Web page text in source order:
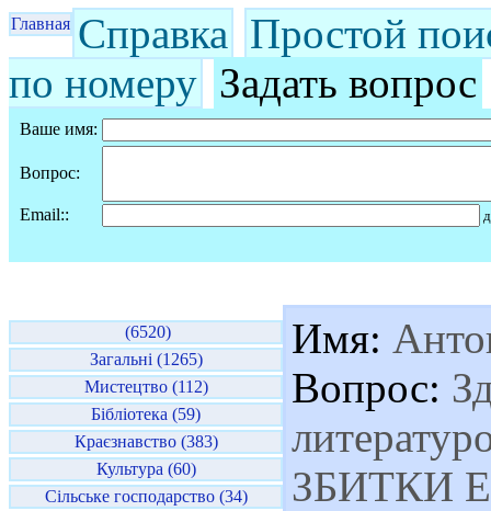
Главная Справка Простой
по номеру Задать вопрос
Ваше имя:
Вопрос:
Email::
(6520)
Загальні (1265)
Мистецтво (112)
Бібліотека (59)
Краєзнавство (383)
Культура (60)
Сільське господарство (34)
Имя:
Вопрос:
ЗБИТКИ